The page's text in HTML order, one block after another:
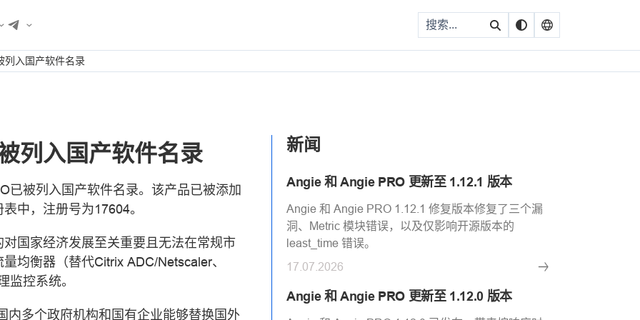
列入国产软件名录
列入国产软件名录
已被列入国产软件名录。该产品已被添加
中，注册号为17604。
国家经济发展至关重要且无法在常规市
均衡器（替代Citrix ADC/Netscaler、
监控系统。
内多个政府机构和国有企业能够替换国外
新闻
Angie 和 Angie PRO 更新至 1.12.1 版本
Angie 和 Angie PRO 1.12.1 修复版本修复了三个漏
洞、Metric 模块错误，以及仅影响开源版本的
least_time 错误。
17.07.2026
Angie 和 Angie PRO 更新至 1.12.0 版本